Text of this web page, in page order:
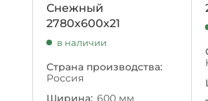
Снежный
2780х600х21
в наличии
Страна производства:
Россия
Ширина: 600 мм